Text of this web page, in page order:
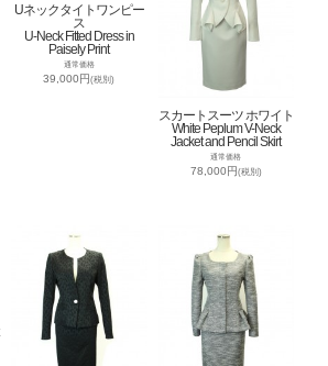
Uネックタイトワンピー
ス
U-Neck Fitted Dress in
Paisely Print
通常価格
39,000円(税別)
スカートスーツ ホワイト
White Peplum V-Neck
Jacket and Pencil Skirt
通常価格
78,000円(税別)